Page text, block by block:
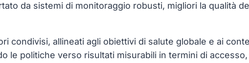
da sistemi di monitoraggio robusti, migliori la qualità
condivisi, allineati agli obiettivi di salute globale e ai
le politiche verso risultati misurabili in termini di